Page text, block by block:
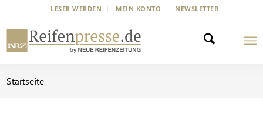
LESER WERDEN MEIN KONTO NEWSLETTER
Startseite